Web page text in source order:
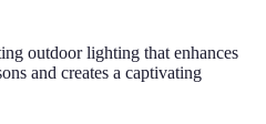
outdoor lighting that enhances
and creates a captivating